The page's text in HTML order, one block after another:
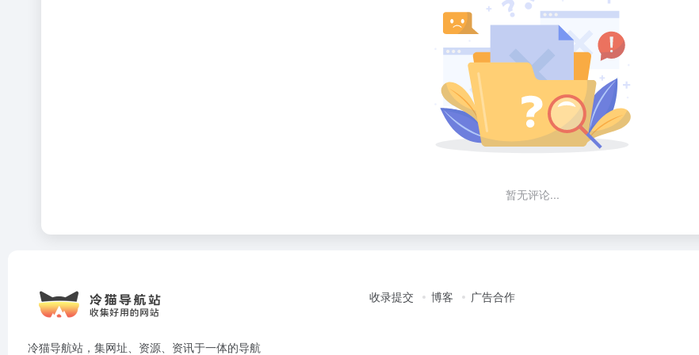
暂无评论...
冷猫导航站，集网址、资源、资讯于一体的导航
收录提交 博客 广告合作